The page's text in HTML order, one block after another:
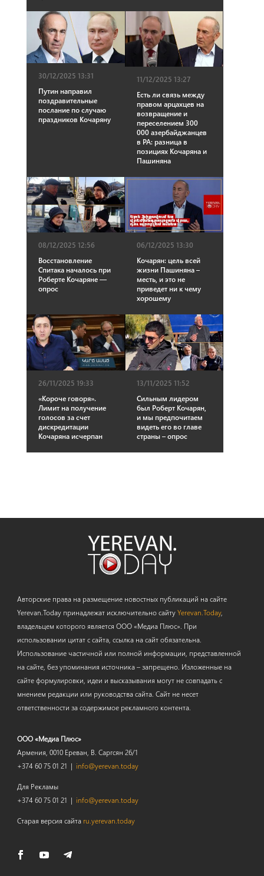
30/12/2025 13:31
Путин направил
поздравительные
послание по случаю
праздников Кочаряну
11/12/2025 13:27
Есть ли связь между
правом арцахцев на
возвращение и
переселением 300
000 азербайджанцев
в РА: разница в
позициях Кочаряна и
Пашиняна
08/12/2025 12:56
Восстановление
Спитака началось при
Роберте Кочаряне —
опрос
06/12/2025 13:30
Кочарян: цель всей
жизни Пашиняна –
месть, и это не
приведет ни к чему
хорошему
26/11/2025 19:33
«Короче говоря».
Лимит на получение
голосов за счет
дискредитации
Кочаряна исчерпан
13/11/2025 11:52
Сильным лидером
был Роберт Кочарян,
и мы предпочитаем
видеть его во главе
страны – опрос
Авторские права на размещение новостных публикаций на сайте
Yerevan.Today принадлежат исключительно сайтуYerevan.Today,
владельцем которого является ООО «Медиа Плюс». При
использовании цитат с сайта, ссылка на сайт обязательна.
Использование частичной или полной информации, представленной
на сайте, без упоминания источника – запрещено. Изложенные на
сайте формулировки, идеи и высказывания могут не совпадать с
мнением редакции или руководства сайта. Сайт не несет
ответственности за содержимое рекламного контента.
ООО «Медиа Плюс»
Армения, 0010 Ереван, В. Саргсян 26/1
+374 60 75 01 21 | info@yerevan.today
Для Рекламы
+374 60 75 01 21 | info@yerevan.today
Старая версия сайта ru.yerevan.today